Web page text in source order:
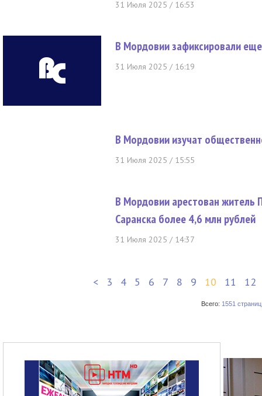
31 Июля 2025 / 16:53
В Мордовии зафиксировали
31 Июля 2025 / 16:19
В Мордовии изучат
31 Июля 2025 / 15:55
В Мордовии арестован житель
Саранска более 4,6 млн рублей
31 Июля 2025 / 14:37
< 3 4 5 6 7 8 9 10 11 12
Всего: 1551 страниц